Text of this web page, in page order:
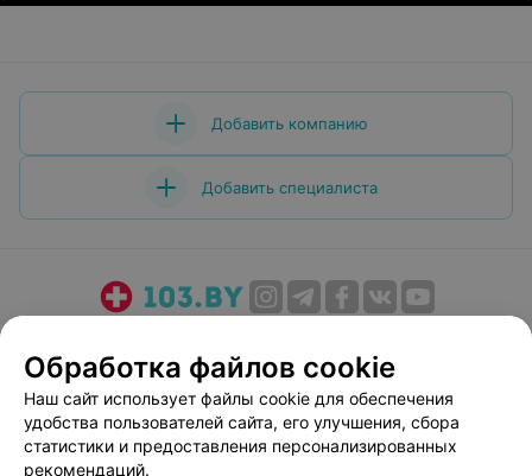
Добавить компанию
Добавить специалиста
Медицинский маркетинг
Публичный договор
Пользовательское соглашение
Способы оплаты
Вакансии
Партнеры
Обработка файлов cookie
Наш сайт использует файлы cookie для обеспечения
удобства пользователей сайта, его улучшения, сбора
статистики и предоставления персонализированных
рекомендаций.